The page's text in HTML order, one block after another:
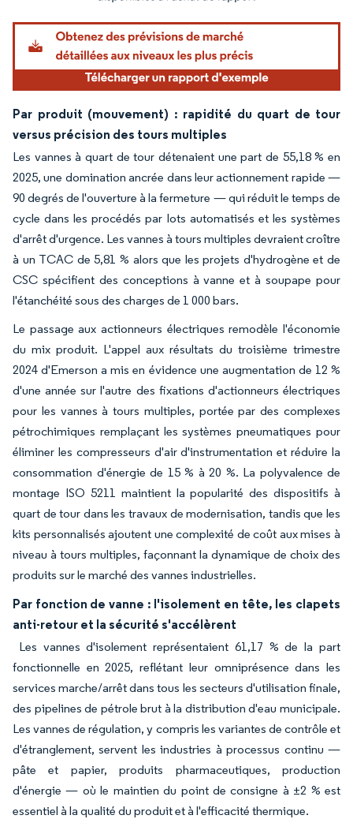
Par produit (mouvement) : rapidité du quart de tour
versus précision des tours multiples
Les vannes à quart de tour détenaient une part de 55,18 % en
2025, une domination ancrée dans leur actionnement rapide —
90 degrés de l'ouverture à la fermeture — qui réduit le temps de
cycle dans les procédés par lots automatisés et les systèmes
d'arrêt d'urgence. Les vannes à tours multiples devraient croître
à un TCAC de 5,81 % alors que les projets d'hydrogène et de
CSC spécifient des conceptions à vanne et à soupape pour
l'étanchéité sous des charges de 1 000 bars.
Le passage aux actionneurs électriques remodèle l'économie
du mix produit. L'appel aux résultats du troisième trimestre
2024 d'Emerson a mis en évidence une augmentation de 12 %
d'une année sur l'autre des fixations d'actionneurs électriques
pour les vannes à tours multiples, portée par des complexes
pétrochimiques remplaçant les systèmes pneumatiques pour
éliminer les compresseurs d'air d'instrumentation et réduire la
consommation d'énergie de 15 % à 20 %. La polyvalence de
montage ISO 5211 maintient la popularité des dispositifs à
quart de tour dans les travaux de modernisation, tandis que les
kits personnalisés ajoutent une complexité de coût aux mises à
niveau à tours multiples, façonnant la dynamique de choix des
produits sur le marché des vannes industrielles.
Par fonction de vanne : l'isolement en tête, les clapets
anti-retour et la sécurité s'accélèrent
Les vannes d'isolement représentaient 61,17 % de la part
fonctionnelle en 2025, reflétant leur omniprésence dans les
services marche/arrêt dans tous les secteurs d'utilisation finale,
des pipelines de pétrole brut à la distribution d'eau municipale.
Les vannes de régulation, y compris les variantes de contrôle et
d'étranglement, servent les industries à processus continu —
pâte et papier, produits pharmaceutiques, production
d'énergie — où le maintien du point de consigne à ±2 % est
essentiel à la qualité du produit et à l'efficacité thermique.